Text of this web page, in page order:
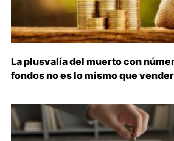
La plusvalía del muerto con
fondos no es lo mismo que